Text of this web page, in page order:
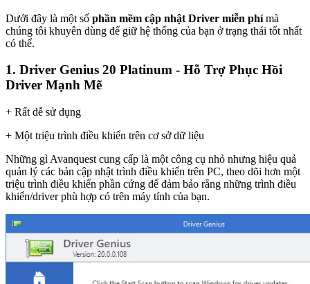
Dưới đây là một số phần mềm cập nhật Driver miễn phímà
chúng tôi khuyên dùng để giữ hệ thống của bạn ở trạng thái tốt nhất
có thể.
1. Driver Genius 20 Platinum - Hỗ Trợ Phục Hồi
Driver Mạnh Mẽ
+ Rất dễ sử dụng
+ Một triệu trình điều khiển trên cơ sở dữ liệu
Những gì Avanquest cung cấp là một công cụ nhỏ nhưng hiệu quả
quản lý các bản cập nhật trình điều khiển trên PC, theo dõi hơn một
triệu trình điều khiển phần cứng để đảm bảo rằng những trình điều
khiển/driver phù hợp có trên máy tính của bạn.